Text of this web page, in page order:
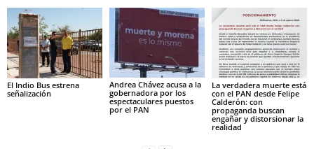
El Indio Bus estrena
señalización
Andrea Chávez acusa a la
gobernadora por los
espectaculares puestos
por el PAN
La verdadera muerte está
con el PAN desde Felipe
Calderón: con
propaganda buscan
engañar y distorsionar la
realidad